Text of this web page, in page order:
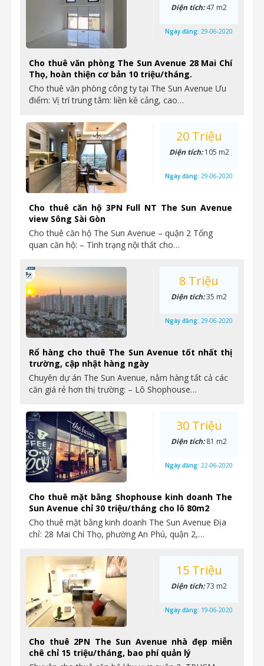
Cho thuê văn phòng The Sun Avenue 28 Mai Chí
Thọ, hoàn thiện cơ bản 10 triệu/tháng.
Cho thuê văn phòng công ty tại The Sun Avenue Ưu
điểm: Vị trí trung tâm: liền kề cảng, cao…
Diện tích:47 m2
Ngày đăng: 29-06-2020
Cho thuê căn hộ 3PN Full NT The Sun Avenue
view Sông Sài Gòn
Cho thuê căn hộ The Sun Avenue – quận 2 Tổng
quan căn hộ: – Tình trạng nội thất cho…
20 Triệu
Diện tích:105 m2
Ngày đăng: 29-06-2020
Rổ hàng cho thuê The Sun Avenue tốt nhất thị
trường, cập nhật hàng ngày
Chuyên dự án The Sun Avenue, nắm hàng tất cả các
căn giá rẻ hơn thị trường: – Lô Shophouse…
8 Triệu
Diện tích:35 m2
Ngày đăng: 29-06-2020
Cho thuê mặt bằng Shophouse kinh doanh The
Sun Avenue chỉ 30 triệu/tháng cho lô 80m2
Cho thuê mặt bằng kinh doanh The Sun Avenue Địa
chỉ: 28 Mai Chí Thọ, phường An Phú, quận 2,…
30 Triệu
Diện tích:81 m2
Ngày đăng: 22-06-2020
Cho thuê 2PN The Sun Avenue nhà đẹp miễn
chê chỉ 15 triệu/tháng, bao phí quản lý
15 Triệu
Diện tích:73 m2
Ngày đăng: 19-06-2020